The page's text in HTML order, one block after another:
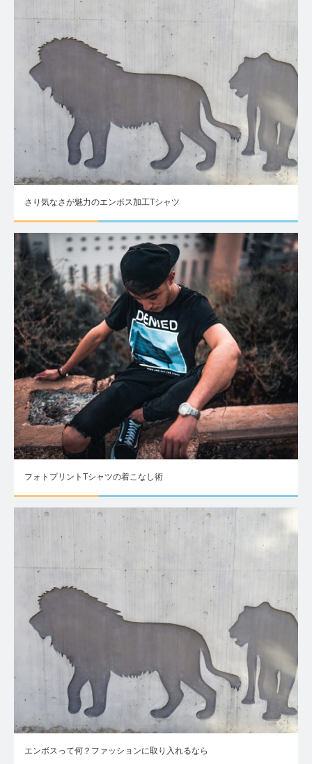
さり気なさが魅力のエンボス加工Tシャツ
フォトプリントTシャツの着こなし術
エンボスって何？ファッションに取り入れるなら